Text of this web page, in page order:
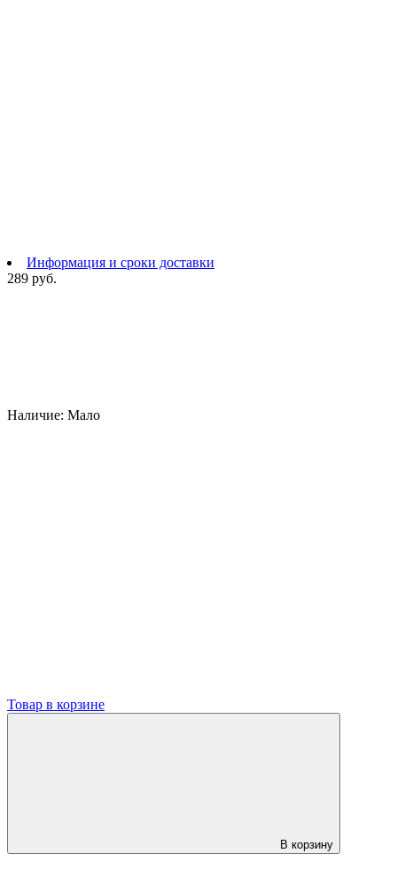
Информация и сроки доставки
289 руб.
Наличие: Мало
Товар в корзине
В корзину